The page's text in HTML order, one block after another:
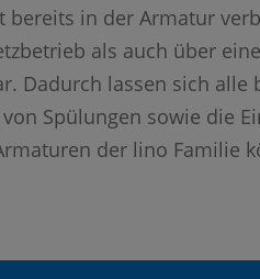
bereits in der Armatur
als auch über
Dadurch lassen sich
Spülungen sowie die
der lino Familie